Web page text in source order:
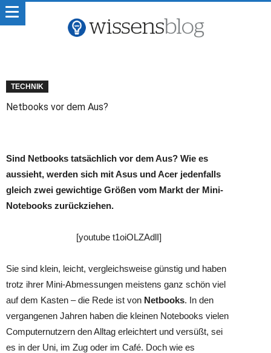
TECHNIK
Netbooks vor dem Aus?
Sind Netbooks tatsächlich vor dem Aus? Wie es
aussieht, werden sich mit Asus und Acer jedenfalls
gleich zwei gewichtige Größen vom Markt der Mini-
Notebooks zurückziehen.
[youtube t1oiOLZAdlI]
Sie sind klein, leicht, vergleichsweise günstig und haben
trotz ihrer Mini-Abmessungen meistens ganz schön viel
auf dem Kasten – die Rede ist von Netbooks. In den
vergangenen Jahren haben die kleinen Notebooks vielen
Computernutzern den Alltag erleichtert und versüßt, sei
es in der Uni, im Zug oder im Café. Doch wie es